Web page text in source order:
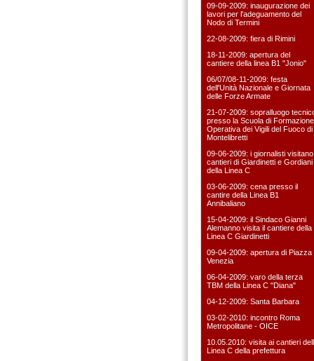
09-09-2009: inaugurazione dei
lavori per l'adeguamento del
Nodo di Termini
22-08-2009: fiera di Rimini
18-11-2009: apertura del
cantiere della linea B1 "Jonio"
06/07/08-11-2009: festa
dell'Unità Nazionale e Giornata
delle Forze Armate
21-07-2009: sopralluogo
presso la Scuola di Formazione
Operativa dei Vigili del Fuoco di
Montelibretti
09-06-2009: i giornalisti visitano
cantieri di Giardinetti e Gordiani
della Linea C
03-06-2009: cena presso il
cantire della Linea B1
Annibaliano
15-04-2009: il Sindaco Gianni
Alemanno visita il cantiere della
Linea C Giardinetti
09-04-2009: apertura di Piazza
Venezia
06-04-2009: varo della terza
TBM della Linea C "Diana"
04-12-2009: Santa Barbara
03-02-2010: incontro Roma
Metropolitane - OICE
10.05.2010: visita ai cantieri
Linea C della prefettura